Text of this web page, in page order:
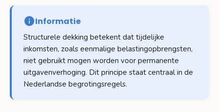
Informatie
Structurele dekking betekent dat tijdelijke
inkomsten, zoals eenmalige belastingopbrengsten,
niet gebruikt mogen worden voor permanente
uitgavenverhoging. Dit principe staat centraal in de
Nederlandse begrotingsregels.